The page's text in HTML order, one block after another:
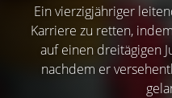
Ein vierzigjähriger
Karriere zu retten,
auf einen dreitägigen
nachdem er